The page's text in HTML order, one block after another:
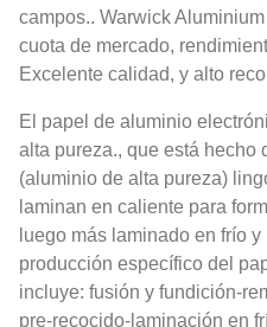
campos.. Warwick
cuota de mercado,
Excelente calidad, y alto
El papel de aluminio
alta pureza., que está hecho
(aluminio de alta pureza)
laminan en caliente para
luego más laminado en frío
producción específico del
incluye: fusión y fundición-
pre-recocido-laminación en